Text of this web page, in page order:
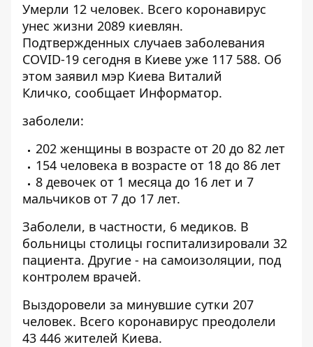
Умерли 12 человек. Всего коронавирус
унес жизни 2089 киевлян.
Подтвержденных случаев заболевания
COVID-19 сегодня в Киеве уже 117 588. Об
этом заявил мэр Киева Виталий
Кличко, сообщает Информатор.
заболели:
202 женщины в возрасте от 20 до 82 лет
154 человека в возрасте от 18 до 86 лет
8 девочек от 1 месяца до 16 лет и 7
мальчиков от 7 до 17 лет.
Заболели, в частности, 6 медиков. В
больницы столицы госпитализировали 32
пациента. Другие - на самоизоляции, под
контролем врачей.
Выздоровели за минувшие сутки 207
человек. Всего коронавирус преодолели
43 446 жителей Киева.